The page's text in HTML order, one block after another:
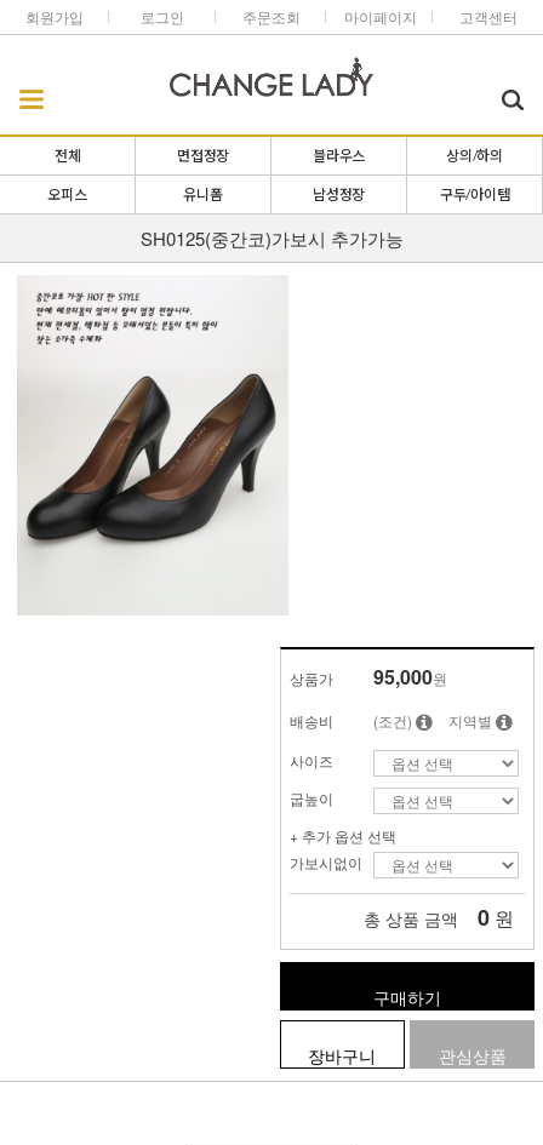
회원가입 로그인 주문조회 마이페이지 고객센터
전체 면접정장 블라우스 상의/하의
오피스 유니폼 남성정장 구두/아이템
SH0125(중간코)가보시 추가가능
상품가 95,000원
배송비 (조건)
지역별
사이즈
굽높이
+ 추가 옵션 선택
가보시없이
총 상품 금액 0 원
구매하기
장바구니 관심상품